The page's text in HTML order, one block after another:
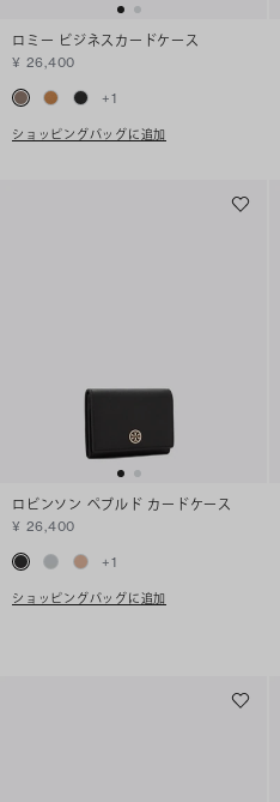
ロミー ビジネスカードケース
¥ 26,400
+1
ショッピングバッグに追加
ロビンソン ペブルド カードケース
¥ 26,400
+1
ショッピングバッグに追加